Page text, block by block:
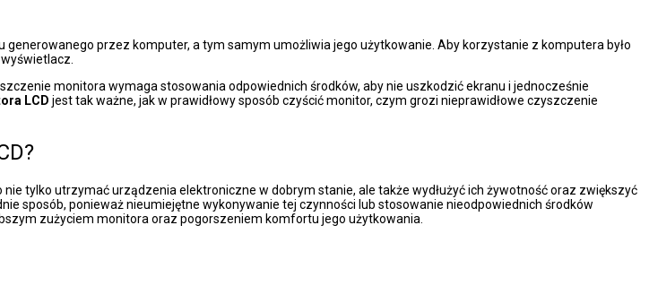
przez komputer, a tym samym umożliwia jego użytkowanie. Aby korzystanie z komputera było
monitora wymaga stosowania odpowiednich środków, aby nie uszkodzić ekranu i jednocześnie
LCD jest tak ważne, jak w prawidłowy sposób czyścić monitor, czym grozi nieprawidłowe czyszczenie
tylko utrzymać urządzenia elektroniczne w dobrym stanie, ale także wydłużyć ich żywotność oraz zwiększyć
sposób, ponieważ nieumiejętne wykonywanie tej czynności lub stosowanie nieodpowiednich środków
zużyciem monitora oraz pogorszeniem komfortu jego użytkowania.